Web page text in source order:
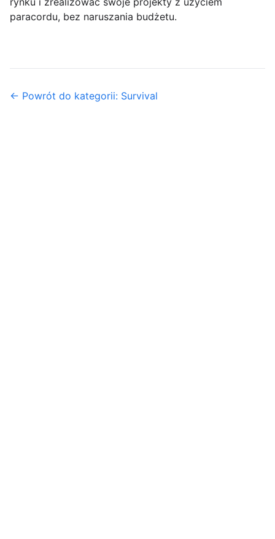
paracordu, bez naruszania budżetu.
← Powrót do kategorii: Survival